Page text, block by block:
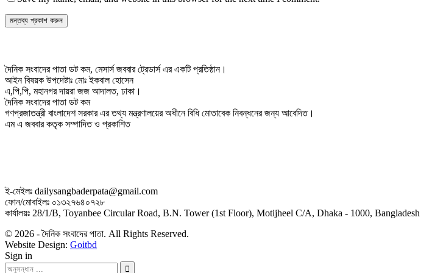
দৈনিক সংবাদের পাতা ডট কম, মেসার্স জববার ট্রেডার্স এর একটি প্রতিষ্ঠান।
আইন বিষয়ক উপদেষ্টাঃ মোঃ ইকবাল হোসেন
এ,পি,পি, মহানগর দায়রা জজ আদালত, ঢাকা।
দৈনিক সংবাদের পাতা ডট কম
গণপ্রজাতন্ত্রী বাংলাদেশ সরকার এর তথ্য মন্ত্রণালয়ের অধীনে বিধি মোতাবেক নিবন্ধনের জন্য আবেদিত।
এম এ জববার কতৃক সম্পাদিত ও প্রকাশিত
ই-মেইলঃ dailysangbaderpata@gmail.com
ফোন/মোবাইলঃ ০১৩২৭৬৪০৭২৮
কার্যালয়ঃ 28/1/B, Toyanbee Circular Road, B.N. Tower (1st Floor), Motijheel C/A, Dhaka - 1000, Bangladesh
© 2026 - দৈনিক সংবাদের পাতা. All Rights Reserved.
Website Design: Goitbd
Sign in